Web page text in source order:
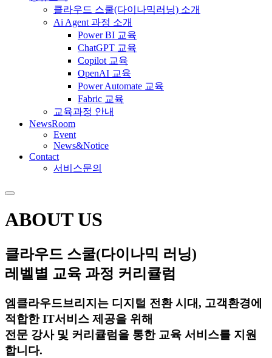
클라우드 스쿨(다이나믹러닝) 소개
Ai Agent 과정 소개
Power BI 교육
ChatGPT 교육
Copilot 교육
OpenAI 교육
Power Automate 교육
Fabric 교육
교육과정 안내
NewsRoom
Event
News&Notice
Contact
서비스문의
ABOUT US
클라우드 스쿨(다이나믹 러닝)
레벨별 교육 과정 커리큘럼
엠클라우드브리지는 디지털 전환 시대, 고객환경에
적합한 IT서비스 제공을 위해
전문 강사 및 커리큘럼을 통한 교육 서비스를 지원
합니다.